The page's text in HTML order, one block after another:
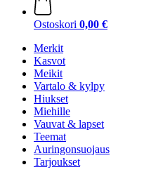
Ostoskori 0,00 €
Merkit
Kasvot
Meikit
Vartalo & kylpy
Hiukset
Miehille
Vauvat & lapset
Teemat
Auringonsuojaus
Tarjoukset